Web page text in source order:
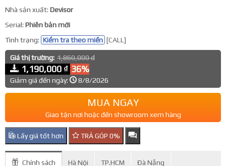
Nhà sản xuất: Devisor
Serial: Phiên bản mới
Tình trạng: Kiểm tra theo miền [CALL]
Giá thị trường: 1,860,000 đ
1,190,000 ₫ 36%
Giảm giá đến ngày: 8/8/2026
MUA NGAY
Giao tận nơi hoặc đến showroom xem hàng
Lấy giá tốt hơn TRẢ GÓP 0%
Chính sách Hà Nội TP.HCM Đà Nẵng